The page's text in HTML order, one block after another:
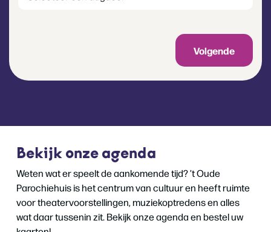
Volgende
Bekijk onze agenda
Weten wat er speelt de aankomende tijd? ’t Oude
Parochiehuis is het centrum van cultuur en heeft ruimte
voor theatervoorstellingen, muziekoptredens en alles
wat daar tussenin zit. Bekijk onze agenda en bestel uw